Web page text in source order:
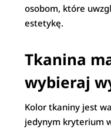
osobom, które
estetykę.
Tkanina
wybieraj
Kolor tkaniny jest
jedynym kryterium